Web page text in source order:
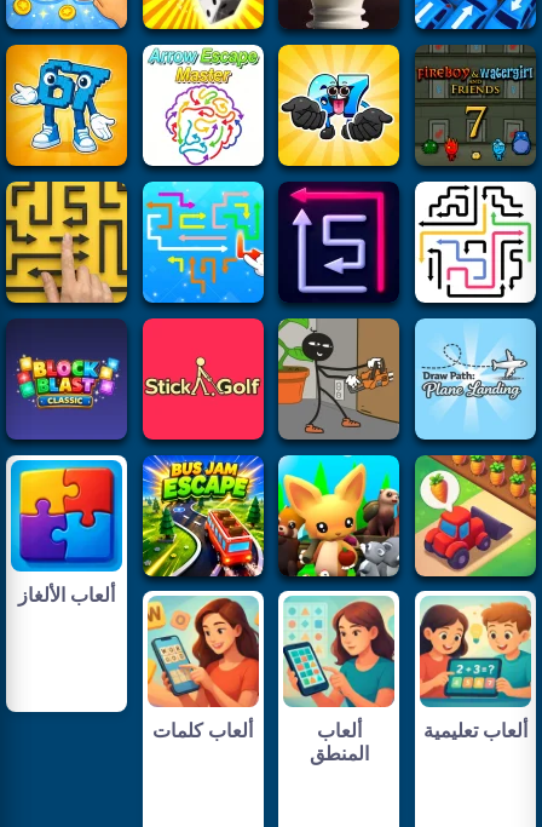
ألعاب الألغاز
ألعاب تعليمية
ألعاب
المنطق
ألعاب كلمات